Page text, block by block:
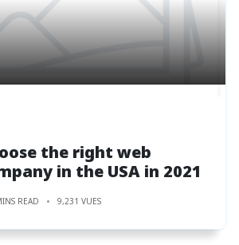
the right web
in the USA in 2021
READ 9,231 VUES